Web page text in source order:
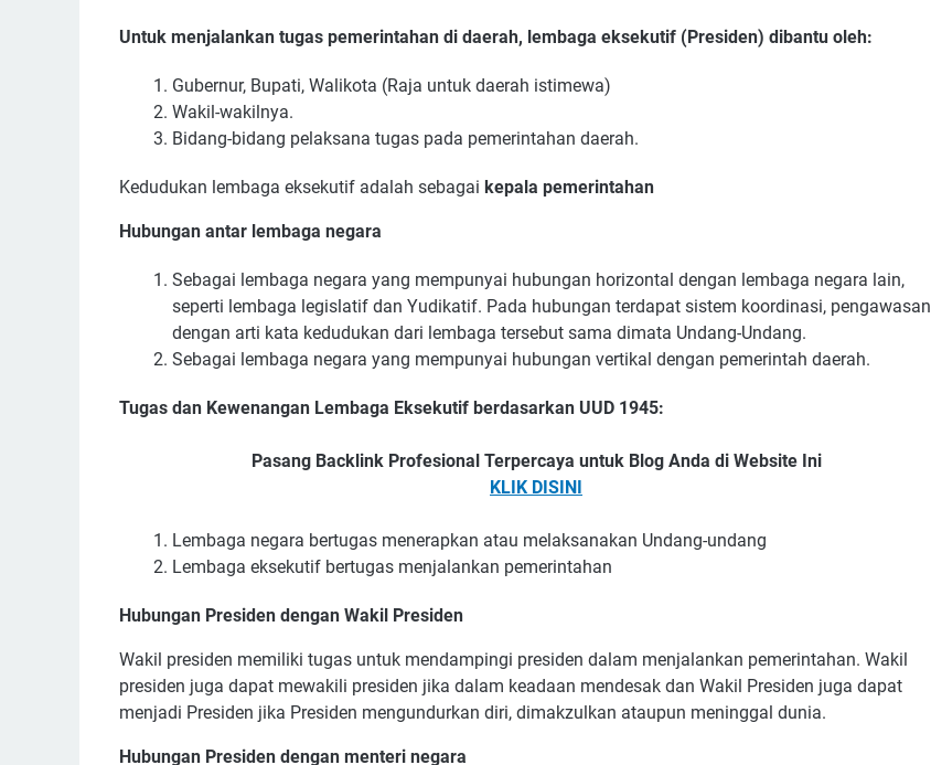
Untuk menjalankan tugas pemerintahan di daerah, lembaga eksekutif (Presiden) dibantu oleh:
Gubernur, Bupati, Walikota (Raja untuk daerah istimewa)
Wakil-wakilnya.
Bidang-bidang pelaksana tugas pada pemerintahan daerah.
Kedudukan lembaga eksekutif adalah sebagai kepala pemerintahan
Hubungan antar lembaga negara
Sebagai lembaga negara yang mempunyai hubungan horizontal dengan lembaga negara lain,
seperti lembaga legislatif dan Yudikatif. Pada hubungan terdapat sistem koordinasi, pengawasan
dengan arti kata kedudukan dari lembaga tersebut sama dimata Undang-Undang.
Sebagai lembaga negara yang mempunyai hubungan vertikal dengan pemerintah daerah.
Tugas dan Kewenangan Lembaga Eksekutif berdasarkan UUD 1945:
Pasang Backlink Profesional Terpercaya untuk Blog Anda di Website Ini
KLIK DISINI
Lembaga negara bertugas menerapkan atau melaksanakan Undang-undang
Lembaga eksekutif bertugas menjalankan pemerintahan
Hubungan Presiden dengan Wakil Presiden
Wakil presiden memiliki tugas untuk mendampingi presiden dalam menjalankan pemerintahan. Wakil
presiden juga dapat mewakili presiden jika dalam keadaan mendesak dan Wakil Presiden juga dapat
menjadi Presiden jika Presiden mengundurkan diri, dimakzulkan ataupun meninggal dunia.
Hubungan Presiden dengan menteri negara